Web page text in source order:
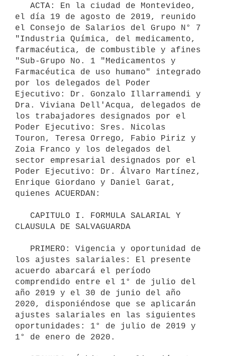
el día 19 de agosto de 2019, reunido
el Consejo de Salarios del Grupo N° 7
"Industria Química, del medicamento,
farmacéutica, de combustible y afines
"Sub-Grupo No. 1 "Medicamentos y
Farmacéutica de uso humano" integrado
por los delegados del Poder
Ejecutivo: Dr. Gonzalo Illarramendi y
Dra. Viviana Dell'Acqua, delegados de
los trabajadores designados por el
Poder Ejecutivo: Sres. Nicolas
Touron, Teresa Orrego, Fabio Piriz y
Zoia Franco y los delegados del
sector empresarial designados por el
Poder Ejecutivo: Dr. Álvaro Martínez,
Enrique Giordano y Daniel Garat,
quienes ACUERDAN:
CLAUSULA DE SALVAGUARDA
los ajustes salariales: El presente
acuerdo abarcará el período
comprendido entre el 1° de julio del
año 2019 y el 30 de junio del año
2020, disponiéndose que se aplicarán
ajustes salariales en las siguientes
oportunidades: 1° de julio de 2019 y
1° de enero de 2020.